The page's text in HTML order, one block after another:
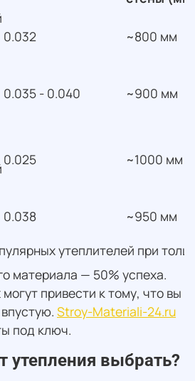
утеплителей при
0.032 ~800 мм
0.035 - 0.040 ~900 мм
0.025 ~1000 мм
0.038 ~950 мм
материала — 50% успеха.
привести к тому, что вы
Stroy-Materiali-24.ru
под ключ.
утепления выбрать?